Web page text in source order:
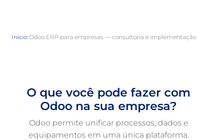
Início›Odoo ERP para empresas — consultoria e implementação
O que você pode fazer com
Odoo na sua empresa?
Odoo permite unificar processos, dados e
equipamentos em uma única plataforma.